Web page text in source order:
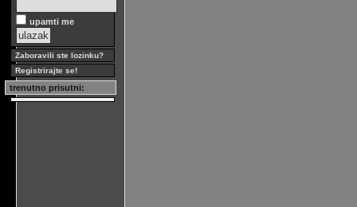
upamti me
Zaboravili ste lozinku?
Registrirajte se!
trenutno prisutni: